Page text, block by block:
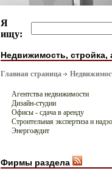
Я
ищу:
Недвижимость, стройка,
Главная страница
Агентства недвижимости
Дизайн-студии
Офисы - сдача в аренду
Строительная экспертиза и
Энергоаудит
Фирмы раздела